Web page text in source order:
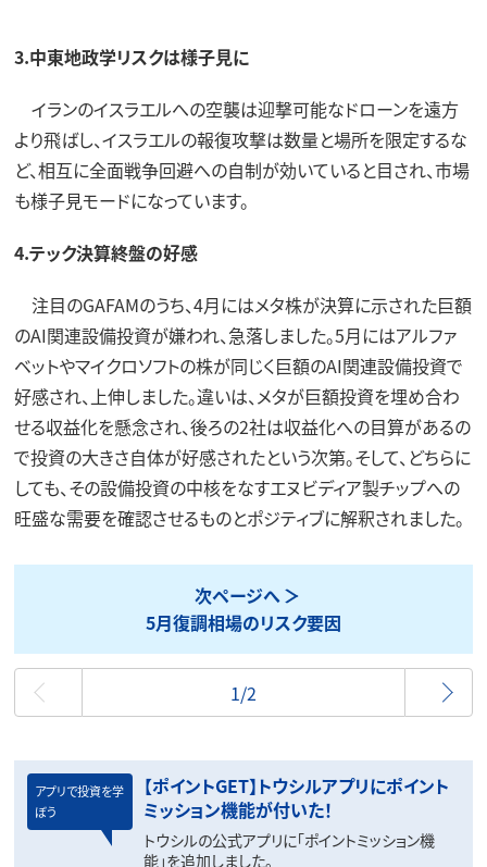
3.中東地政学リスクは様子見に
イランのイスラエルへの空襲は迎撃可能なドローンを遠方
より飛ばし、イスラエルの報復攻撃は数量と場所を限定するな
ど、相互に全面戦争回避への自制が効いていると目され、市場
も様子見モードになっています。
4.テック決算終盤の好感
注目のGAFAMのうち、4月にはメタ株が決算に示された巨額
のAI関連設備投資が嫌われ、急落しました。5月にはアルファ
ベットやマイクロソフトの株が同じく巨額のAI関連設備投資で
好感され、上伸しました。違いは、メタが巨額投資を埋め合わ
せる収益化を懸念され、後ろの2社は収益化への目算があるの
で投資の大きさ自体が好感されたという次第。そして、どちらに
しても、その設備投資の中核をなすエヌビディア製チップへの
旺盛な需要を確認させるものとポジティブに解釈されました。
次ページへ
5月復調相場のリスク要因
最初
1/2
アプリで投資を学
ぼう
【ポイントGET】トウシルアプリにポイント
ミッション機能が付いた！
トウシルの公式アプリに「ポイントミッション機
能」を追加しました。